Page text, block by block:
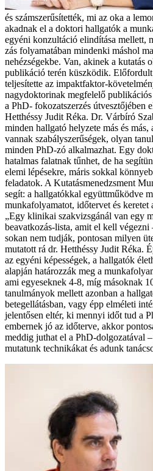
és számszerűsítették, mi az oka a
akadnak el a doktori hallgatók a
egyéni konzultáció elindítása mellett,
zás folyamatában mindenki máshol
nehézségekbe. Van, akinek a kutatás
publikáció terén küszködik.
teljesítette az impaktfaktor-
nagydoktorinak megfelelő
a PhD- fokozatszerzés útvesztőjében
Hetthéssy Judit Réka. Dr. Várbíró
minden hallgató helyzete más és más,
vannak szabályszerűségek, olyan
minden PhD-zó alkalmazhat. Egy
hatalmas falatnak tűnhet, de ha
elemi lépésekre, máris sokkal
feladatok. A Kutatásmenedzsment
segít: a hallgatókkal együttműködve
munkafolyamatot, időtervet és keretet
„Egy klinikai szakvizsgánál van egy
beavatkozás-lista, amit el kell
sokan nem tudják, pontosan milyen
mutatott rá dr. Hetthéssy Judit Réka.
az egyéni képességek, a hallgatók
alapján határozzák meg a
ami egyeseknek 4-8, míg másoknak
tanulmányok mellett azonban a
betegellátásban, vagy épp elméleti
jelentősen eltér, ki mennyi időt tud a
embernek jó az időterve, akkor
meddig juthat el a PhD-dolgozatával
mutatunk technikákat és adunk